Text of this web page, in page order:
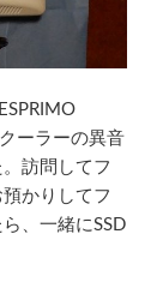
ーラーの異音
訪問してフ
かりしてフ
、一緒にSSD